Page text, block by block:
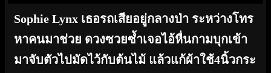
Sophie Lynx เธอรถเสียอยู่กลางป่า ระหว่างโทร
หาคนมาช่วย ดวงซวยซ้ำเจอไอ้หื่นกามบุกเข้า
มาจับตัวไปมัดไว้กับต้นไม้ แล้วแก้ผ้าใช้4นิ้วกระ